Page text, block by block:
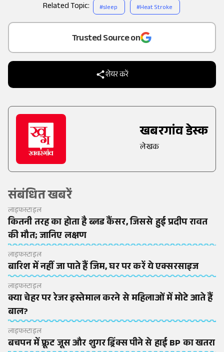
Add
as a
Trusted Source on
शेयर करें
खबरगांव डेस्क
लेखक
संबंधित खबरें
लाइफस्टाइल
कितनी तरह का होता है ब्लड कैंसर, जिससे हुई प्रदीप रावत
की मौत; जानिए लक्षण
लाइफस्टाइल
बारिश में नहीं जा पाते हैं जिम, घर पर करें ये एक्सरसाइज
लाइफस्टाइल
क्या चेहर पर रेजर इस्तेमाल करने से महिलाओं में मोटे आते हैं
बाल?
लाइफस्टाइल
बचपन में फ्रूट जूस और शुगर ड्रिंक्स पीने से हाई BP का खतरा
Related Topic: #sleep #Heat Stroke